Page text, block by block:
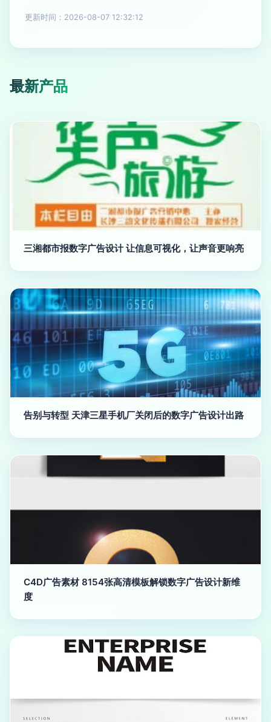
更新时间：2026-08-07 12:32:12
最新产品
三湘都市报数字广告设计 让信息可视化，让声音更响亮
告别与转型 天津三星手机厂关闭后的数字广告设计出路
C4D广告素材 8154张高清模板解锁数字广告设计新维
度